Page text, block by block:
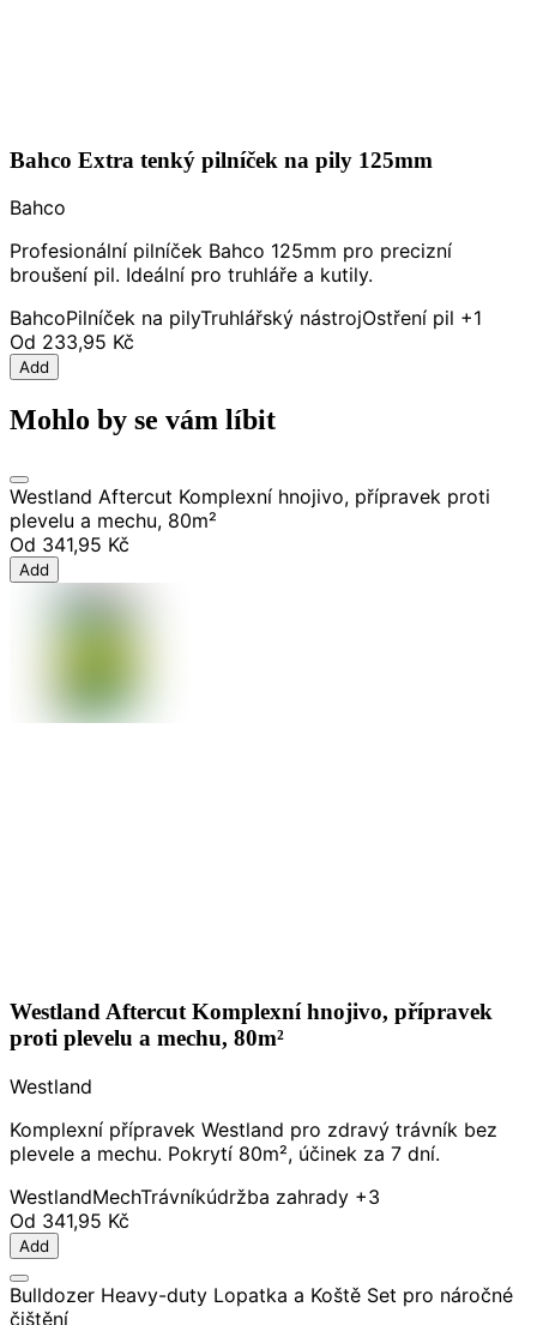
Bahco Extra tenký pilníček na pily 125mm
Bahco
Profesionální pilníček Bahco 125mm pro precizní
broušení pil. Ideální pro truhláře a kutily.
BahcoPilníček na pilyTruhlářský nástrojOstření pil +1
Od 233,95 Kč
Add
Mohlo by se vám líbit
Westland Aftercut Komplexní hnojivo, přípravek proti
plevelu a mechu, 80m²
Od 341,95 Kč
Add
Westland Aftercut Komplexní hnojivo, přípravek
proti plevelu a mechu, 80m²
Westland
Komplexní přípravek Westland pro zdravý trávník bez
plevele a mechu. Pokrytí 80m², účinek za 7 dní.
WestlandMechTrávníkúdržba zahrady +3
Od 341,95 Kč
Add
Bulldozer Heavy-duty Lopatka a Koště Set pro náročné
čištění